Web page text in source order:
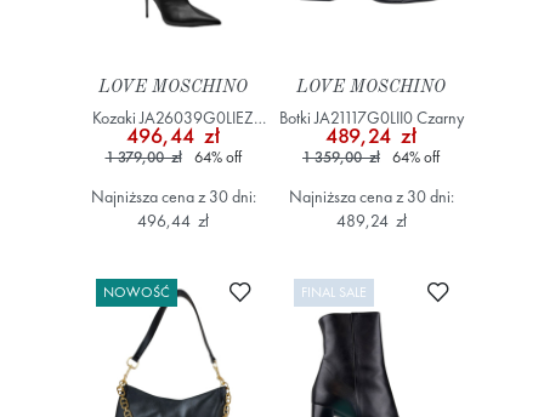
LOVE MOSCHINO
Kozaki JA26039G0LIEZ
Czarny
496,44 zł
1 379,00 zł 64%off
Najniższa cena z 30 dni:
496,44 zł
LOVE MOSCHINO
Botki JA21117G0LII0 Czarny
489,24 zł
1 359,00 zł 64%off
Najniższa cena z 30 dni:
489,24 zł
NOWOŚĆ Dodaj do ulubionych
FINAL SALE Dodaj do